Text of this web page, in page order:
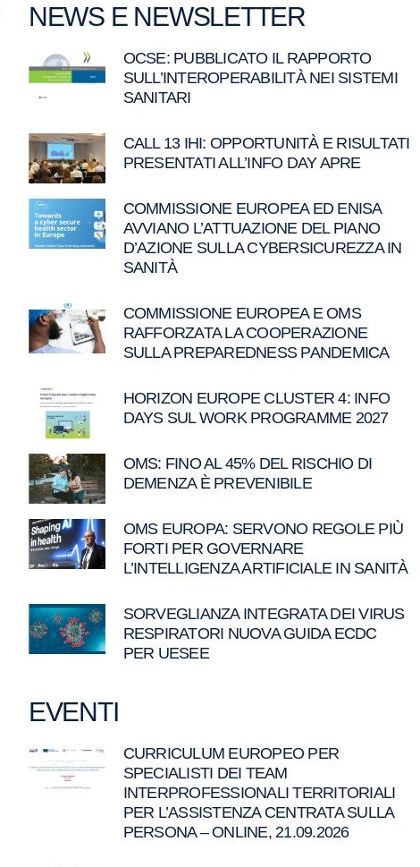
NEWS E NEWSLETTER
OCSE: PUBBLICATO IL RAPPORTO
SULL’INTEROPERABILITÀ NEI SISTEMI
SANITARI
CALL 13 IHI: OPPORTUNITÀ E RISULTATI
PRESENTATI ALL’INFO DAY APRE
COMMISSIONE EUROPEA ED ENISA
AVVIANO L’ATTUAZIONE DEL PIANO
D’AZIONE SULLA CYBERSICUREZZA IN
SANITÀ
COMMISSIONE EUROPEA E OMS
RAFFORZATA LA COOPERAZIONE
SULLA PREPAREDNESS PANDEMICA
HORIZON EUROPE CLUSTER 4: INFO
DAYS SUL WORK PROGRAMME 2027
OMS: FINO AL 45% DEL RISCHIO DI
DEMENZA È PREVENIBILE
OMS EUROPA: SERVONO REGOLE PIÙ
FORTI PER GOVERNARE
L’INTELLIGENZA ARTIFICIALE IN SANITÀ
SORVEGLIANZA INTEGRATA DEI VIRUS
RESPIRATORI NUOVA GUIDA ECDC
PER UESEE
EVENTI
CURRICULUM EUROPEO PER
SPECIALISTI DEI TEAM
INTERPROFESSIONALI TERRITORIALI
PER L’ASSISTENZA CENTRATA SULLA
PERSONA – ONLINE, 21.09.2026